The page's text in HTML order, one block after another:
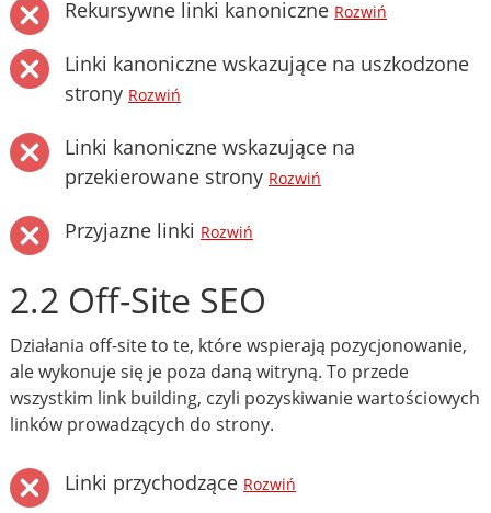
Rekursywne linki kanoniczne Rozwiń
Linki kanoniczne wskazujące na uszkodzone
strony Rozwiń
Linki kanoniczne wskazujące na
przekierowane strony Rozwiń
Przyjazne linki Rozwiń
2.2 Off-Site SEO
Działania off-site to te, które wspierają pozycjonowanie,
ale wykonuje się je poza daną witryną. To przede
wszystkim link building, czyli pozyskiwanie wartościowych
linków prowadzących do strony.
Linki przychodzące Rozwiń